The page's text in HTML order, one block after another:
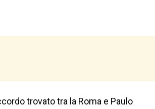
trovato tra la Roma e Paulo